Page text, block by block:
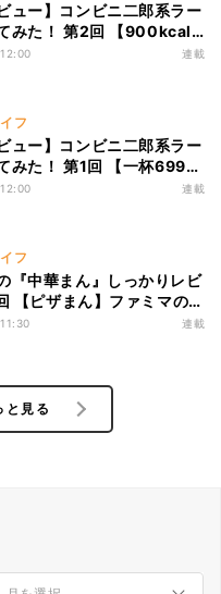
ュー】コンビニ二郎系ラー
みた！ 第2回 【900kcal
ミマの“二郎系ラーメ
連載
フ
ュー】コンビニ二郎系ラー
みた！ 第1回 【一杯699
-イレブンの二郎系ラーメ連載
フ
『中華まん』しっかりレビ
【ピザまん】ファミマのピ
トマトソースへの気合いを
連載
と見る